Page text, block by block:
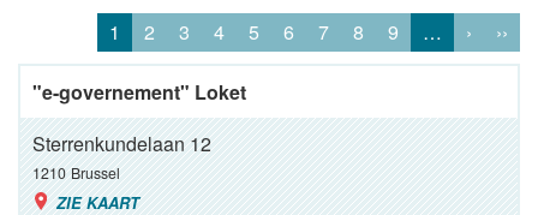
1 2 3 4 5 6 7 8 9 … › ››
"e-governement" Loket
Sterrenkundelaan 12
1210 Brussel
ZIE KAART